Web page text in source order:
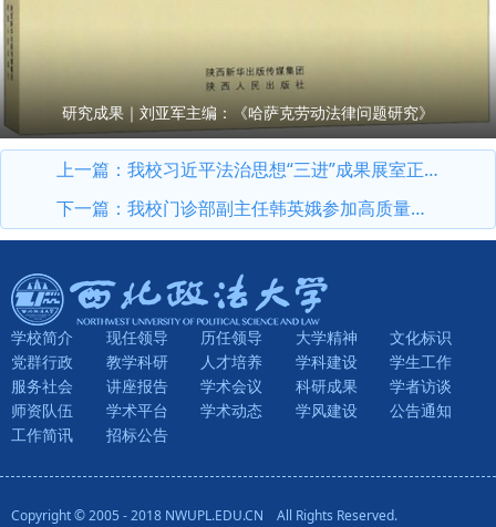
研究成果｜刘亚军主编：《哈萨克劳动法律问题研究》
上一篇： 我校习近平法治思想“三进”成果展室正式投入使用
下一篇： 我校门诊部副主任韩英娥参加高质量职场健康管理先行试点工作（西安）座谈会
学校简介 现任领导 历任领导 大学精神
文化标识
党群行政
教学科研 人才培养 学科建设
学生工作
服务社会
讲座报告 学术会议 科研成果
学者访谈
师资队伍
学术平台 学术动态 学风建设
公告通知
工作简讯
招标公告
Copyright © 2005 - 2018 NWUPL.EDU.CN All Rights Reserved.